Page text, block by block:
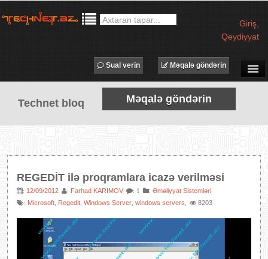
Giriş
Qeydiyyat
SUAL-CAVAB
TECHNET TV
MƏQALƏLƏR
AVADANLIQLAR
IT LÜĞƏT
XƏBƏRLƏR
Məqalə göndərin
Sual verin
Technet bloq Məqalə göndərin
REGEDİT ilə proqramlara icazə verilməsi
: 12/09/2012 : Farhad KARIMOV : 1 : Əməliyyat Sistemləri
: Microsoft Regedit Windows Server windows servers 8203